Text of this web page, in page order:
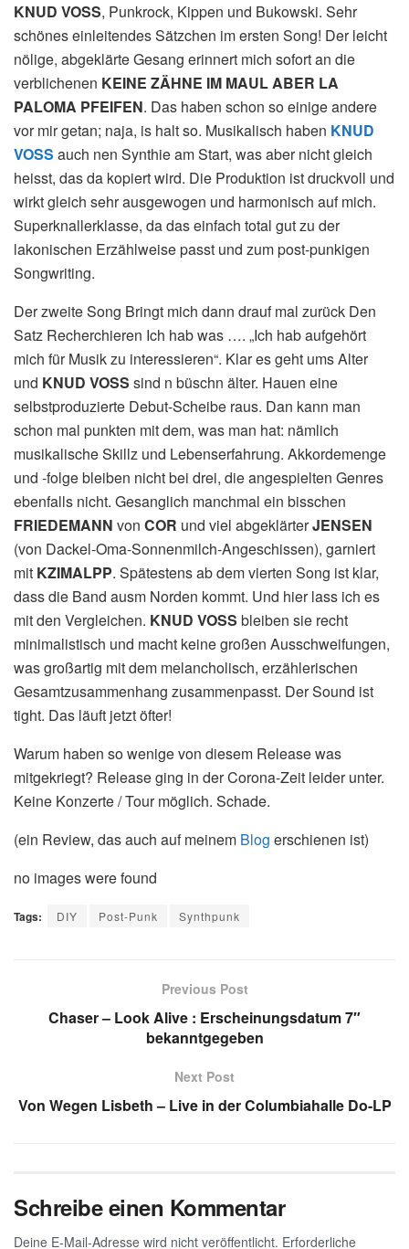
KNUD VOSS, Punkrock, Kippen und Bukowski. Sehr
schönes einleitendes Sätzchen im ersten Song! Der leicht
nölige, abgeklärte Gesang erinnert mich sofort an die
verblichenen KEINE ZÄHNE IM MAUL ABER LA
PALOMA PFEIFEN. Das haben schon so einige andere
vor mir getan; naja, is halt so. Musikalisch haben KNUD
VOSS auch nen Synthie am Start, was aber nicht gleich
heisst, das da kopiert wird. Die Produktion ist druckvoll und
wirkt gleich sehr ausgewogen und harmonisch auf mich.
Superknallerklasse, da das einfach total gut zu der
lakonischen Erzählweise passt und zum post-punkigen
Songwriting.
Der zweite Song Bringt mich dann drauf mal zurück Den
Satz Recherchieren Ich hab was …. „Ich hab aufgehört
mich für Musik zu interessieren“. Klar es geht ums Alter
und KNUD VOSS sind n büschn älter. Hauen eine
selbstproduzierte Debut-Scheibe raus. Dan kann man
schon mal punkten mit dem, was man hat: nämlich
musikalische Skillz und Lebenserfahrung. Akkordemenge
und -folge bleiben nicht bei drei, die angespielten Genres
ebenfalls nicht. Gesanglich manchmal ein bisschen
FRIEDEMANN von COR und viel abgeklärterJENSEN
(von Dackel-Oma-Sonnenmilch-Angeschissen), garniert
mit KZIMALPP. Spätestens ab dem vierten Song ist klar,
dass die Band ausm Norden kommt. Und hier lass ich es
mit den Vergleichen. KNUD VOSS bleiben sie recht
minimalistisch und macht keine großen Ausschweifungen,
was großartig mit dem melancholisch, erzählerischen
Gesamtzusammenhang zusammenpasst. Der Sound ist
tight. Das läuft jetzt öfter!
Warum haben so wenige von diesem Release was
mitgekriegt? Release ging in der Corona-Zeit leider unter.
Keine Konzerte / Tour möglich. Schade.
(ein Review, das auch auf meinem Blog erschienen ist)
no images were found
Tags: DIY Post-Punk Synthpunk
Previous Post
Chaser – Look Alive : Erscheinungsdatum 7″
bekanntgegeben
Next Post
Von Wegen Lisbeth – Live in der Columbiahalle Do-LP
Schreibe einen Kommentar
Deine E-Mail-Adresse wird nicht veröffentlicht. Erforderliche